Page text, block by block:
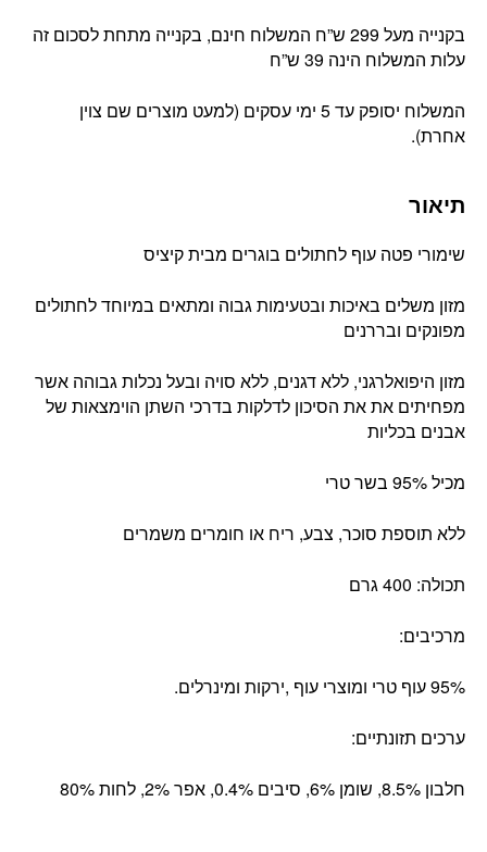
בקנייה מעל 299 ש”ח המשלוח חינם, בקנייה מתחת לסכום זה
עלות המשלוח הינה 39 ש”ח
המשלוח יסופק עד 5 ימי עסקים (למעט מוצרים שם צוין
אחרת).
תיאור
שימורי פטה עוף לחתולים בוגרים מבית קיציס
מזון משלים באיכות ובטעימות גבוה ומתאים במיוחד לחתולים
מפונקים ובררנים
מזון היפואלרגני, ללא דגנים, ללא סויה ובעל נכלות גבוהה אשר
מפחיתים את את הסיכון לדלקות בדרכי השתן הוימצאות של
אבנים בכליות
מכיל 95% בשר טרי
ללא תוספת סוכר, צבע, ריח או חומרים משמרים
תכולה: 400 גרם
מרכיבים:
95% עוף טרי ומוצרי עוף ,ירקות ומינרלים.
ערכים תזונתיים:
חלבון 8.5%, שומן 6%, סיבים 0.4%, אפר 2%, לחות 80%